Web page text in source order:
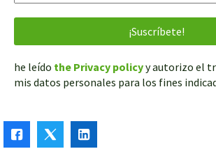
he leído the Privacy policyy autorizo el
mis datos personales para los fines